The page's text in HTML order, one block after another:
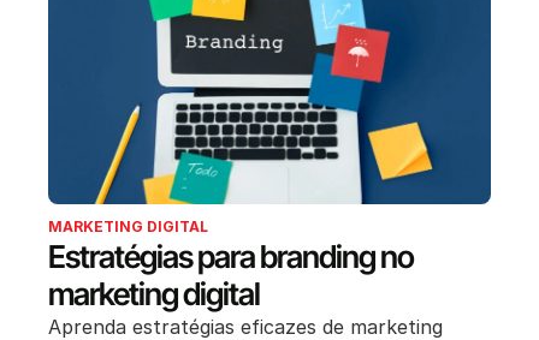
MARKETING DIGITAL
Estratégias para branding no
marketing digital
Aprenda estratégias eficazes de marketing